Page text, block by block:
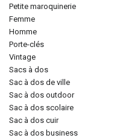
petite maroquinerie
femme
homme
porte-clés
vintage
sacs à dos
sac à dos de ville
sac à dos outdoor
sac à dos scolaire
sac à dos cuir
sac à dos business